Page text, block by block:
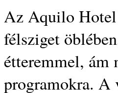
Az Aquilo Hotel
félsziget
étteremmel, ám
programokra. A